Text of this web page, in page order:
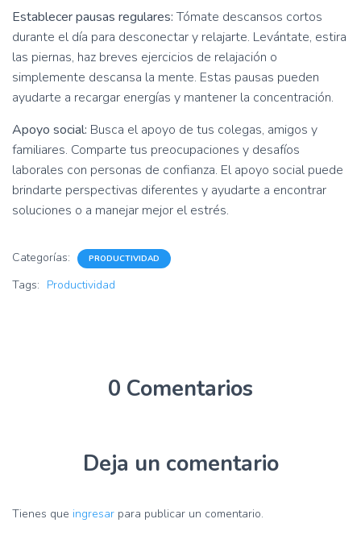
Establecer pausas regulares:Tómate descansos cortos
durante el día para desconectar y relajarte. Levántate, estira
las piernas, haz breves ejercicios de relajación o
simplemente descansa la mente. Estas pausas pueden
ayudarte a recargar energías y mantener la concentración.
Apoyo social: Busca el apoyo de tus colegas, amigos y
familiares. Comparte tus preocupaciones y desafíos
laborales con personas de confianza. El apoyo social puede
brindarte perspectivas diferentes y ayudarte a encontrar
soluciones o a manejar mejor el estrés.
Categorías: PRODUCTIVIDAD
Tags: Productividad
0 Comentarios
Deja un comentario
Tienes que ingresar para publicar un comentario.